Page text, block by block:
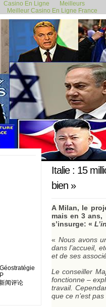
Casino En Ligne
Meilleurs
Meilleur Casino En Ligne France
闻评论
11 février 2019
Italie : 15
bien »
A Milan, le
mais en 3 ans,
s’insurge: «
« Nous avons
dans l’accueil,
et de ses
Le conseiller
fonctionne –
travail.
que ce n’est